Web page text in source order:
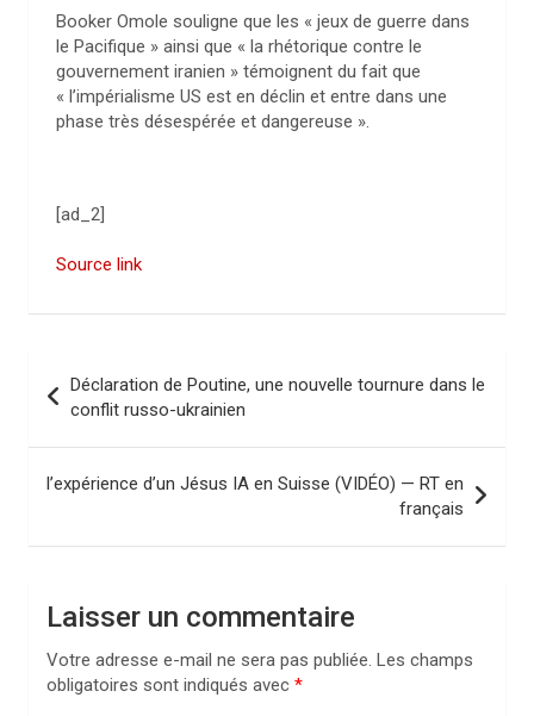
Booker Omole souligne que les « jeux de guerre dans
le Pacifique » ainsi que « la rhétorique contre le
gouvernement iranien » témoignent du fait que
« l’impérialisme US est en déclin et entre dans une
phase très désespérée et dangereuse ».
[ad_2]
Source link
v
a
Déclaration de Poutine, une nouvelle tournure dans le
conflit russo-ukrainien
l’expérience d’un Jésus IA en Suisse (VIDÉO) — RT en
français
Laisser un commentaire
Votre adresse e-mail ne sera pas publiée. Les champs
obligatoires sont indiqués avec *